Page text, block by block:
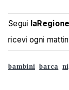
Segui laRegione
ricevi ogni
bambini barca